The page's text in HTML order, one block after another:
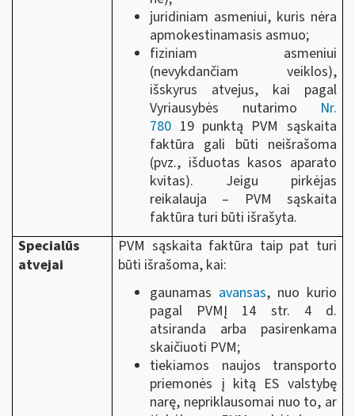
juridiniam asmeniui, kuris nėra
apmokestinamasis asmuo;
fiziniam asmeniui
(nevykdančiam veiklos),
išskyrus atvejus, kai pagal
Vyriausybės nutarimo Nr.
780 19 punktą PVM sąskaita
faktūra gali būti neišrašoma
(pvz., išduotas kasos aparato
kvitas). Jeigu pirkėjas
reikalauja – PVM sąskaita
faktūra turi būti išrašyta.
Specialūs
atvejai
PVM sąskaita faktūra taip pat turi
būti išrašoma, kai:
gaunamas avansas, nuo kurio
pagal PVMĮ 14 str. 4 d.
atsiranda arba pasirenkama
skaičiuoti PVM;
tiekiamos naujos transporto
priemonės į kitą ES valstybę
narę, nepriklausomai nuo to, ar